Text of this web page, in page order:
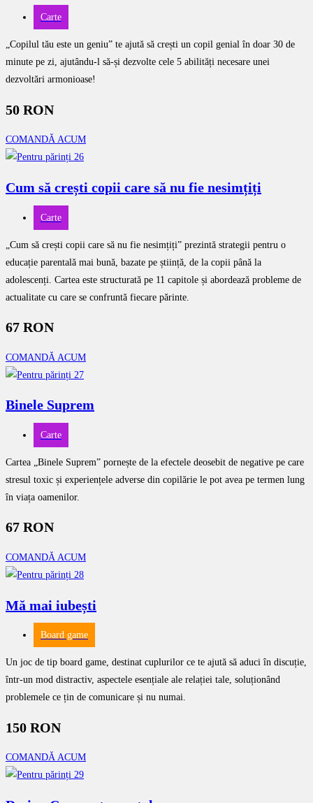
Carte
„Copilul tău este un geniu” te ajută să crești un copil genial în doar 30 de
minute pe zi, ajutându-l să-și dezvolte cele 5 abilități necesare unei
dezvoltări armonioase!
50 RON
COMANDĂ ACUM
Cum să crești copii care să nu fie nesimțiți
Carte
„Cum să crești copii care să nu fie nesimțiți” prezintă strategii pentru o
educație parentală mai bună, bazate pe știință, de la copii până la
adolescenți. Cartea este structurată pe 11 capitole și abordează probleme de
actualitate cu care se confruntă fiecare părinte.
67 RON
COMANDĂ ACUM
Binele Suprem
Carte
Cartea „Binele Suprem” pornește de la efectele deosebit de negative pe care
stresul toxic și experiențele adverse din copilărie le pot avea pe termen lung
în viața oamenilor.
67 RON
COMANDĂ ACUM
Mă mai iubești
Board game
Un joc de tip board game, destinat cuplurilor ce te ajută să aduci în discuție,
într-un mod distractiv, aspectele esențiale ale relației tale, soluționând
problemele ce țin de comunicare și nu numai.
150 RON
COMANDĂ ACUM